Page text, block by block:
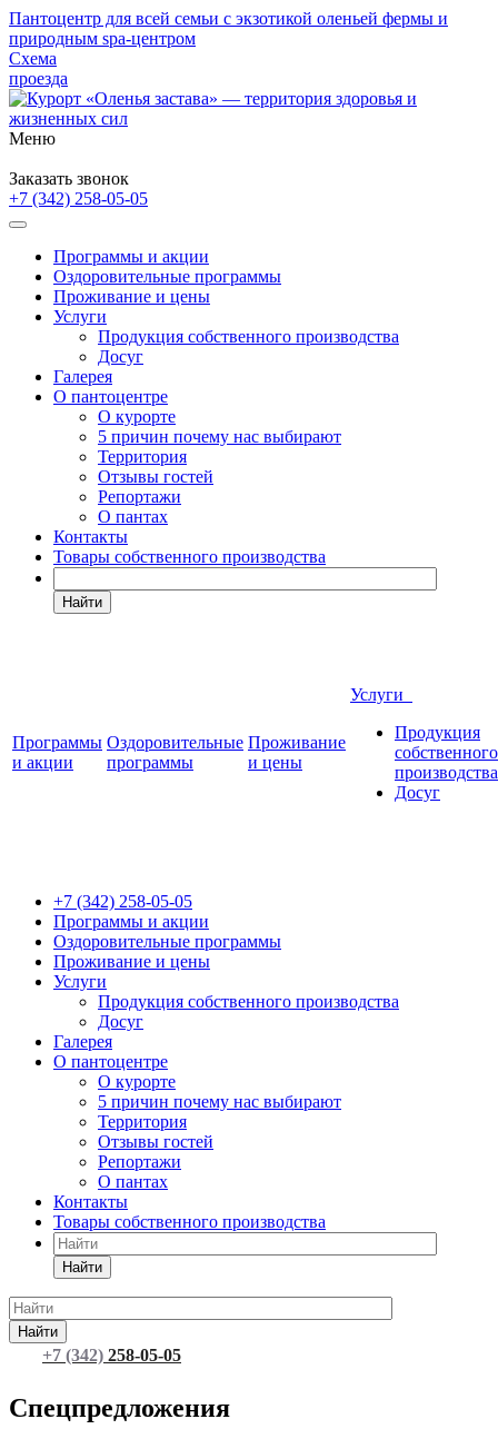
Пантоцентр для всей семьи с экзотикой оленьей фермы и
природным spa-центром
Схема
проезда
Меню
Заказать звонок
+7 (342) 258-05-05
Программы и акции
Оздоровительные программы
Проживание и цены
Услуги
Продукция собственного производства
Досуг
Галерея
О пантоцентре
О курорте
5 причин почему нас выбирают
Территория
Отзывы гостей
Репортажи
О пантах
Контакты
Товары собственного производства
Найти
Программы
и акции
Оздоровительные
программы
Проживание
и цены
Услуги
Продукция
собственного
производства
Досуг
+7 (342) 258-05-05
Программы и акции
Оздоровительные программы
Проживание и цены
Услуги
Продукция собственного производства
Досуг
Галерея
О пантоцентре
О курорте
5 причин почему нас выбирают
Территория
Отзывы гостей
Репортажи
О пантах
Контакты
Товары собственного производства
Найти
Найти
+7 (342) 258-05-05
Спецпредложения